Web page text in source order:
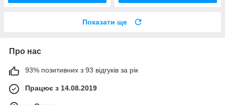
Показати ще
Про нас
93% позитивних з 93 відгуків за рік
Працює з 14.08.2019